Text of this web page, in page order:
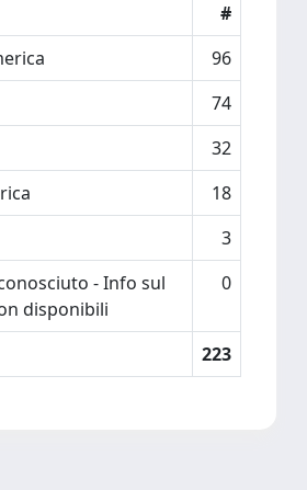
#
96
74
32
18
3
- Info sul
disponibili
0
223